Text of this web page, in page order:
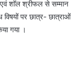
एवं शॉल श्रीफल से सम्मान
विषयों पर छात्र- छात्राओं
गया ।